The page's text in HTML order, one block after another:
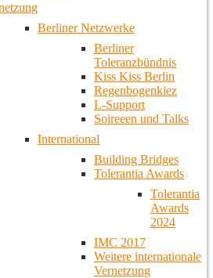
Berliner Netzwerke
Berliner
Toleranzbündnis
Kiss Kiss Berlin
Regenbogenkiez
L-Support
Soireeen und Talks
International
Building Bridges
Tolerantia Awards
Tolerantia
Awards
2024
IMC 2017
Weitere internationale
Vernetzung